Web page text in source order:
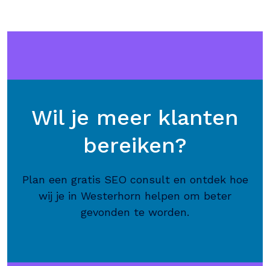
Wil je meer klanten
bereiken?
Plan een gratis SEO consult en ontdek hoe
wij je in Westerhorn helpen om beter
gevonden te worden.